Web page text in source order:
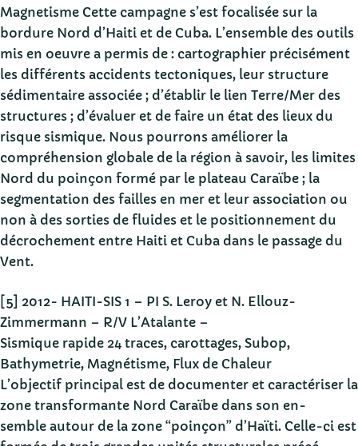
Magnetisme Cette campagne s’est focalisée sur la
bordure Nord d’Haiti et de Cuba. L’ensemble des outils
mis en oeuvre a permis de : cartographier précisément
les différents accidents tectoniques, leur structure
sédimentaire associée ; d’établir le lien Terre/Mer des
structures ; d’évaluer et de faire un état des lieux du
risque sismique. Nous pourrons améliorer la
compréhension globale de la région à savoir, les limites
Nord du poinçon formé par le plateau Caraïbe ; la
segmentation des failles en mer et leur association ou
non à des sorties de fluides et le positionnement du
décrochement entre Haiti et Cuba dans le passage du
Vent.
[5] 2012- HAITI-SIS 1 – PI S. Leroy et N. Ellouz-
Zimmermann – R/V L’Atalante –
Sismique rapide 24 traces, carottages, Subop,
Bathymetrie, Magnétisme, Flux de Chaleur
L’objectif principal est de documenter et caractériser la
zone transformante Nord Caraïbe dans son en-
semble autour de la zone “poinçon” d’Haïti. Celle-ci est